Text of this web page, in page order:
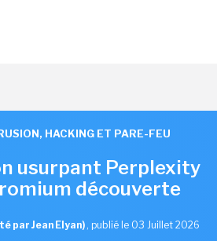
HACKING ET PARE-FEU
usurpant Perplexity
découverte
par Jean Elyan) , publié le 03 Juillet 2026